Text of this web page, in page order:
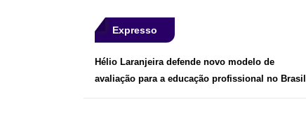
Expresso
Hélio Laranjeira defende novo modelo de
avaliação para a educação profissional no Brasil